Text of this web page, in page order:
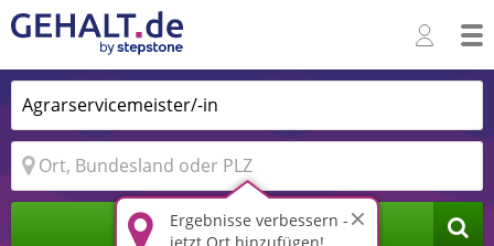
Ergebnisse verbessern -
Jobs finden